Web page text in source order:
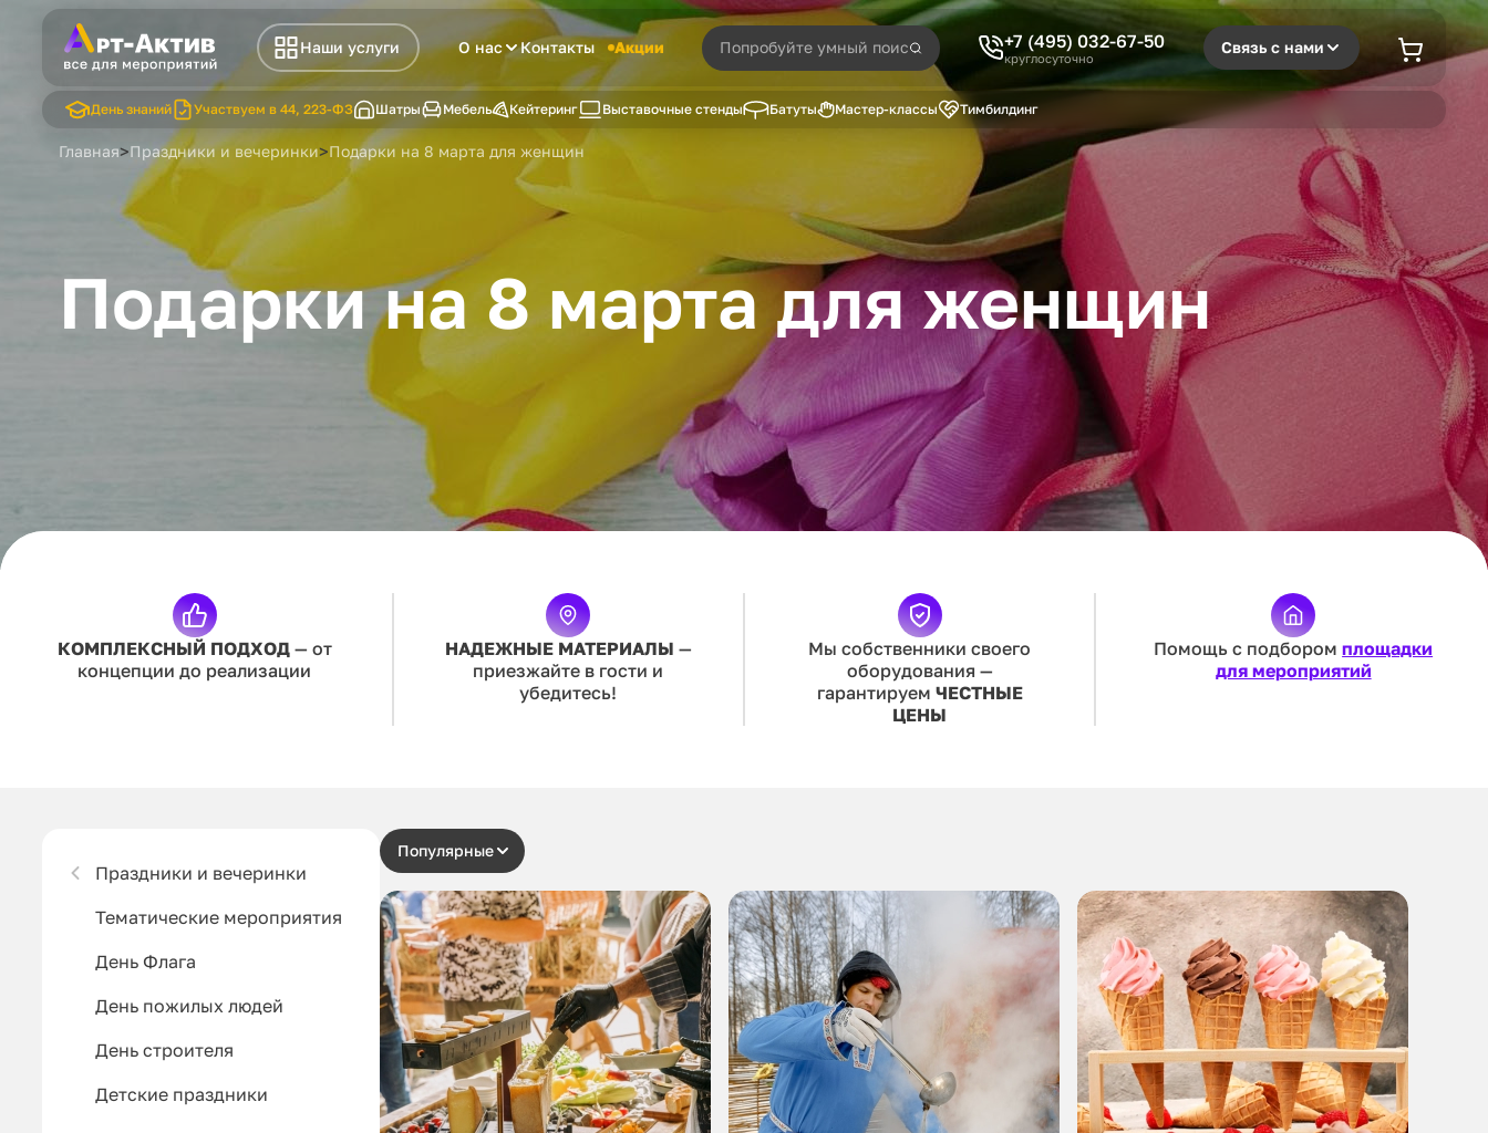
Наши услуги О нас Контакты Акции +7 (495) 032-67-50
круглосуточно
Связь с нами
День знаний Участвуем в 44, 223-ФЗ Шатры Мебель Кейтеринг Выставочные стенды Батуты Мастер-классы Тимбилдинг
Главная>Праздники и вечеринки>Подарки на 8 марта для женщин
Подарки на 8 марта для женщин
КОМПЛЕКСНЫЙ ПОДХОД— от
концепции до реализации
НАДЕЖНЫЕ МАТЕРИАЛЫ —
приезжайте в гости и
убедитесь!
Мы собственники своего
оборудования —
гарантируем ЧЕСТНЫЕ
ЦЕНЫ
Помощь с подборомплощадки
для мероприятий
Праздники и вечеринки
Тематические мероприятия
День Флага
День пожилых людей
День строителя
Детские праздники
Популярные